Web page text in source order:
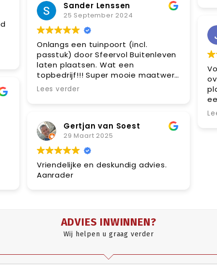
Sander Lenssen
25 September 2024
Onlangs een tuinpoort (incl.
passtuk) door Sfeervol Buitenleven
laten plaatsen. Wat een
topbedrijf!!! Super mooie maatwerk
poort geplaatst en tot in detail
zeer secuur bij de oplevering. Een
echte aanrader voor wie op zoek is
naar een gespecialiseerd bedrijf!!
Lees verder
Gertjan van Soest
29 Maart 2025
Vriendelijke en deskundig advies.
Aanrader
ADVIES INWINNEN?
Wij helpen u graag verder